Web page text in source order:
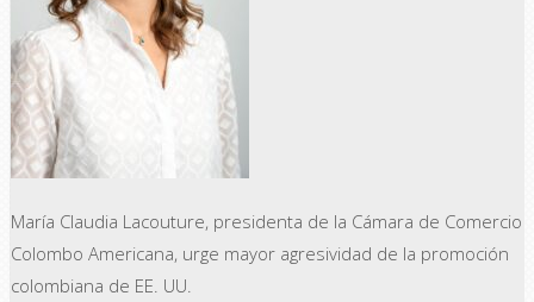
María Claudia Lacouture, presidenta de la Cámara de Comercio
Colombo Americana, urge mayor agresividad de la promoción
colombiana de EE. UU.